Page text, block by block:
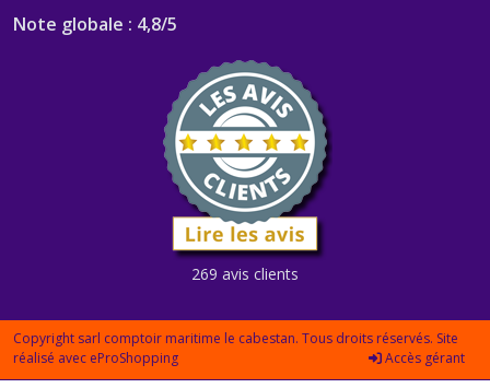
Note globale : 4,8/5
269 avis clients
Copyright sarl comptoir maritime le cabestan. Tous droits réservés. Site
réalisé avec eProShopping Accès gérant